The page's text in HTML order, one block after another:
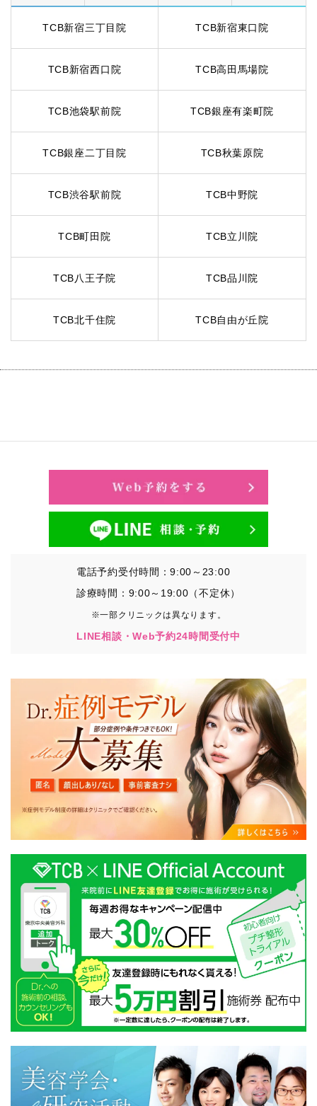
TCB新宿三丁目院 TCB新宿東口院
TCB新宿西口院 TCB高田馬場院
TCB池袋駅前院 TCB銀座有楽町院
TCB銀座二丁目院 TCB秋葉原院
TCB渋谷駅前院 TCB中野院
TCB町田院 TCB立川院
TCB八王子院 TCB品川院
TCB北千住院 TCB自由が丘院
電話予約受付時間：9:00～23:00
診療時間：9:00～19:00（不定休）
※一部クリニックは異なります。
LINE相談・Web予約24時間受付中